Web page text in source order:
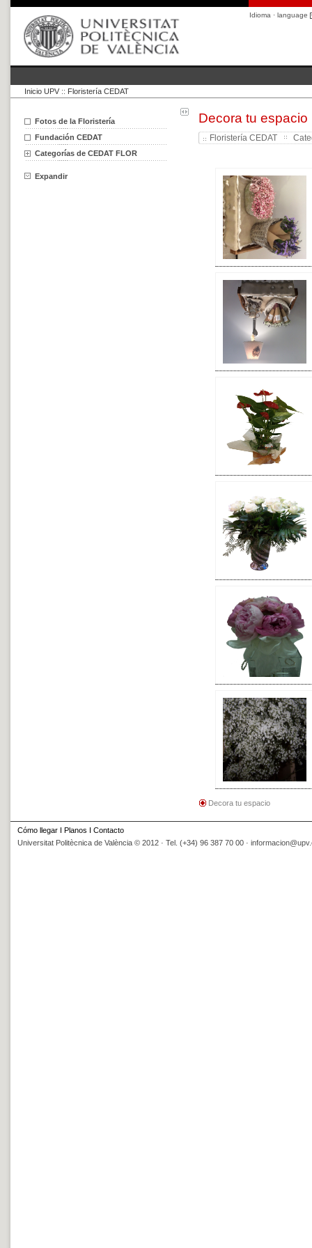
Idioma · language
Inicio UPV :: Floristería CEDAT
Fotos de la Floristería
Fundación CEDAT
Categorías de CEDAT FLOR
Expandir
Decora tu espacio
Floristería CEDAT
Decora tu espacio
Cómo llegar I Planos I Contacto
Universitat Politècnica de València © 2012 · Tel. (+34) 96 387 70 00 ·